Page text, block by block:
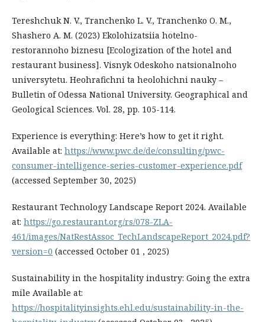
Tereshchuk N. V., Tranchenko L. V., Tranchenko O. M.,
Shashero A. M. (2023) Ekolohizatsiia hotelno-
restorannoho biznesu [Ecologization of the hotel and
restaurant business]. Visnyk Odeskoho natsionalnoho
universytetu. Heohrafichni ta heolohichni nauky –
Bulletin of Odessa National University. Geographical and
Geological Sciences. Vol. 28, pp. 105-114.
Experience is everything: Here’s how to get it right.
Available at: https://www.pwc.de/de/consulting/pwc-
consumer-intelligence-series-customer-experience.pdf
(accessed September 30, 2025)
Restaurant Technology Landscape Report 2024. Available
at: https://go.restaurant.org/rs/078-ZLA-
461/images/NatRestAssoc_TechLandscapeReport_2024.pdf?
version=0 (accessed October 01 , 2025)
Sustainability in the hospitality industry: Going the extra
mile Available at:
https://hospitalityinsights.ehl.edu/sustainability-in-the-